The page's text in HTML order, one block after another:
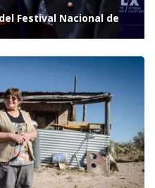
Festival Nacional de